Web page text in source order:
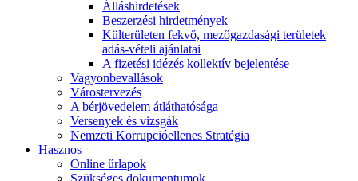
Álláshirdetések
Beszerzési hirdetmények
Külterületen fekvő, mezőgazdasági területek
adás-vételi ajánlatai
A fizetési idézés kollektív bejelentése
Vagyonbevallások
Várostervezés
A bérjövedelem átláthatósága
Versenyek és vizsgák
Nemzeti Korrupcióellenes Stratégia
Hasznos
Online űrlapok